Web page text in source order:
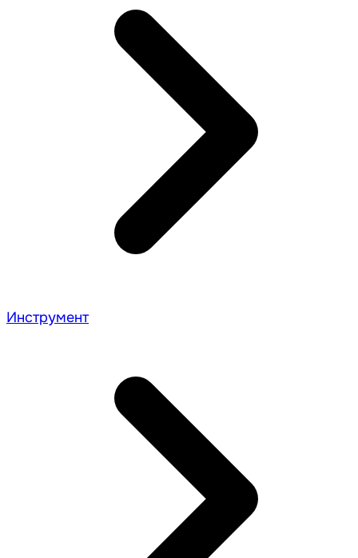
Инструмент